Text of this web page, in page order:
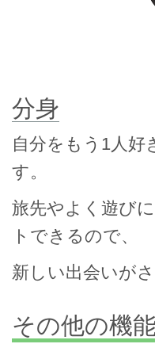
分身
自分をもう1人好
す。
旅先やよく遊び
トできるので、
新しい出会いが
その他の機能